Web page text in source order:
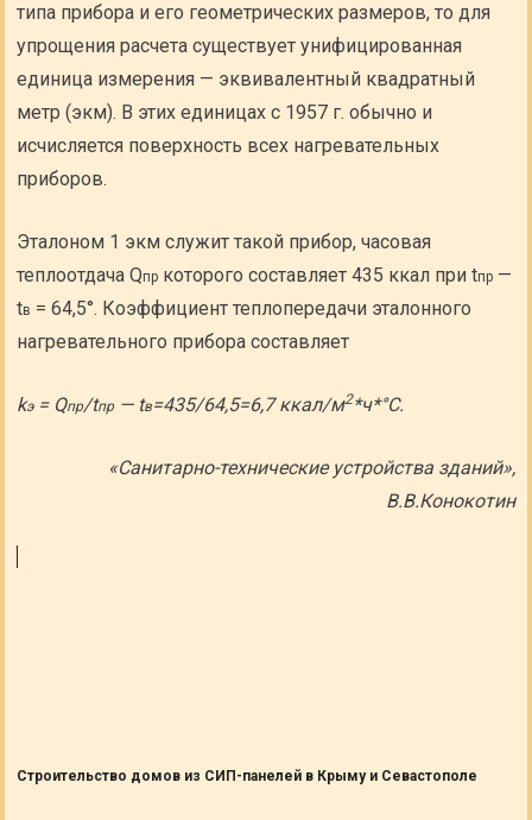
типа прибора и его геометрических размеров, то для
упрощения расчета существует унифицированная
единица измерения — эквивалентный квадратный
метр (экм). В этих единицах с 1957 г. обычно и
исчисляется поверхность всех нагревательных
приборов.
Эталоном 1 экм служит такой прибор, часовая
теплоотдача Qпр которого составляет 435 ккал при tпр —
tв = 64,5°. Коэффициент теплопередачи эталонного
нагревательного прибора составляет
kэ= Qпр/tпр — tв=435/64,5=6,7 ккал/м2*ч*°С.
«Санитарно-технические устройства зданий»,
В.В.Конокотин
Строительство домов из СИП-панелей в Крыму и Севастополе